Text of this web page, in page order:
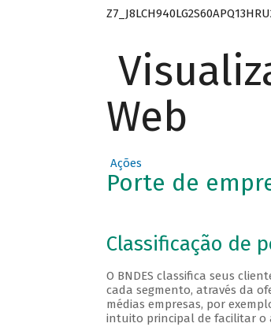
Web
Ações
Porte de
Veja a
Classificação de
O BNDES classifica seus
cada segmento, através da
médias empresas, por
intuito principal de facilitar o